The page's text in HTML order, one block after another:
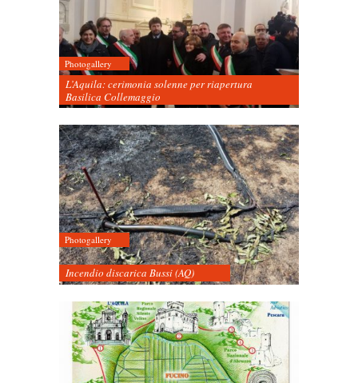
Photogallery
L’Aquila: cerimonia solenne per riapertura
Basilica Collemaggio
Photogallery
Incendio discarica Bussi (AQ)